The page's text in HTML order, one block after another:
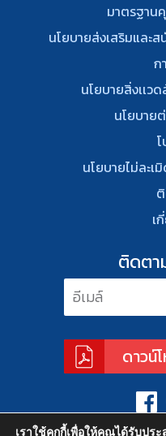
มาตรฐาน
นโยบายส่งเสริมและ
ก
นโยบายสิ่งเเว
นโยบาย
นโยบายไม่ละ
เ
ติดตา
ดาวน์
เราใช้คุกกี้เพื่อให้คุณได้รับปร